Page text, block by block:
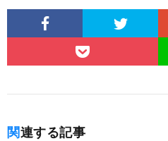
関連する記事